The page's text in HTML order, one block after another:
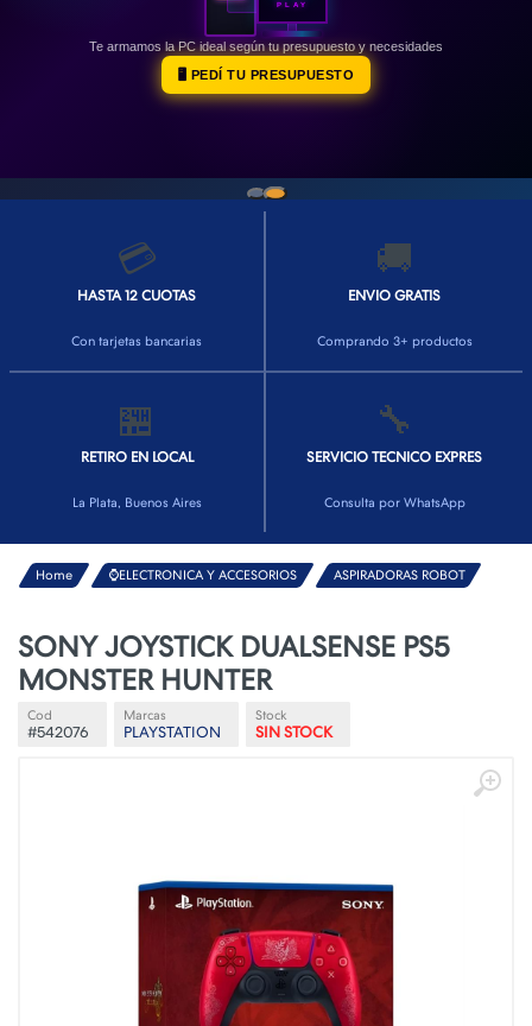
🔌CABLES Y ADAPTADORES🔌
🤓MUNDO PC OFICINA🤓
🫗GEEK HOME🍵
PLAY
Te armamos la PC ideal según tu presupuesto y necesidades
🖥️ PEDÍ TU PRESUPUESTO
💳
HASTA 12 CUOTAS
Con tarjetas bancarias
🚚
ENVIO GRATIS
Comprando 3+ productos
🏪
RETIRO EN LOCAL
La Plata, Buenos Aires
🔧
SERVICIO TECNICO EXPRES
Consulta por WhatsApp
Home ⌚ELECTRONICA Y ACCESORIOS ASPIRADORAS ROBOT
SONY JOYSTICK DUALSENSE PS5
MONSTER HUNTER
Cod
#542076
Marcas
PLAYSTATION
Stock
SIN STOCK